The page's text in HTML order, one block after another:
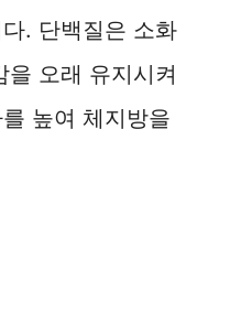
. 단백질은 소화
을 오래 유지시켜
높여 체지방을